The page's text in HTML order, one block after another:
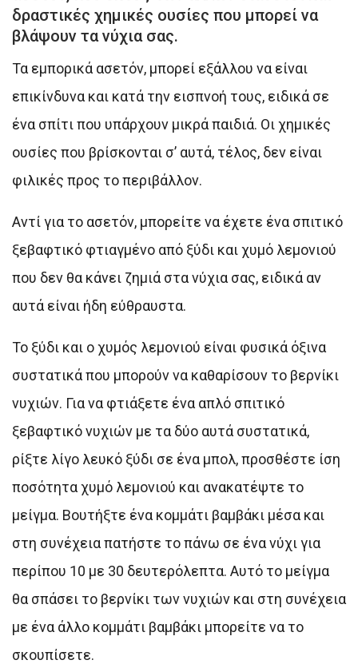
δραστικές χημικές ουσίες που μπορεί να
βλάψουν τα νύχια σας.
Τα εμπορικά ασετόν, μπορεί εξάλλου να είναι
επικίνδυνα και κατά την εισπνοή τους, ειδικά σε
ένα σπίτι που υπάρχουν μικρά παιδιά. Οι χημικές
ουσίες που βρίσκονται σ’ αυτά, τέλος, δεν είναι
φιλικές προς το περιβάλλον.
Αντί για το ασετόν, μπορείτε να έχετε ένα σπιτικό
ξεβαφτικό φτιαγμένο από ξύδι και χυμό λεμονιού
που δεν θα κάνει ζημιά στα νύχια σας, ειδικά αν
αυτά είναι ήδη εύθραυστα.
Το ξύδι και ο χυμός λεμονιού είναι φυσικά όξινα
συστατικά που μπορούν να καθαρίσουν το βερνίκι
νυχιών. Για να φτιάξετε ένα απλό σπιτικό
ξεβαφτικό νυχιών με τα δύο αυτά συστατικά,
ρίξτε λίγο λευκό ξύδι σε ένα μπολ, προσθέστε ίση
ποσότητα χυμό λεμονιού και ανακατέψτε το
μείγμα. Βουτήξτε ένα κομμάτι βαμβάκι μέσα και
στη συνέχεια πατήστε το πάνω σε ένα νύχι για
περίπου 10 με 30 δευτερόλεπτα. Αυτό το μείγμα
θα σπάσει το βερνίκι των νυχιών και στη συνέχεια
με ένα άλλο κομμάτι βαμβάκι μπορείτε να το
σκουπίσετε.